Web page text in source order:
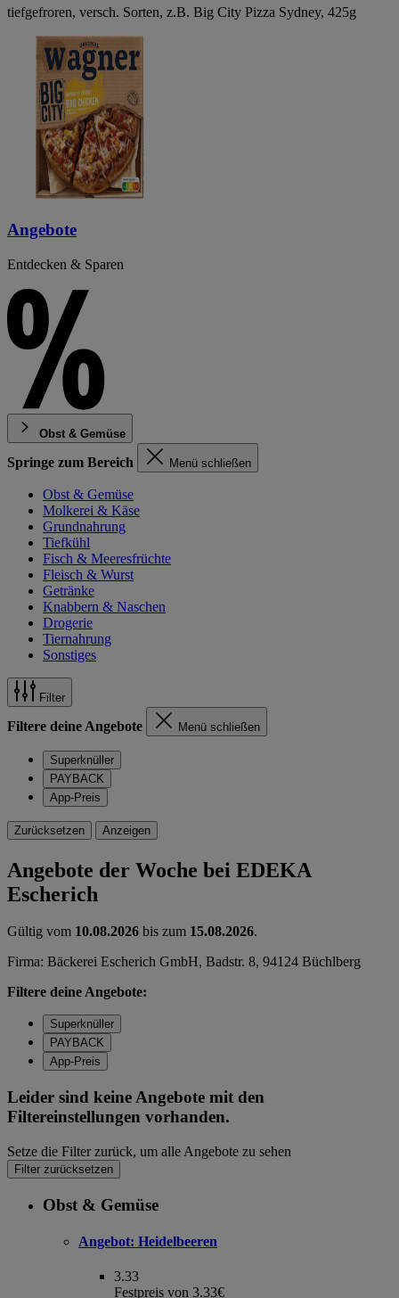
tiefgefroren, versch. Sorten, z.B. Big City Pizza Sydney, 425g
Angebote
Entdecken & Sparen
Obst & Gemüse
Springe zum Bereich Menü schließen
Obst & Gemüse
Molkerei & Käse
Grundnahrung
Tiefkühl
Fisch & Meeresfrüchte
Fleisch & Wurst
Getränke
Knabbern & Naschen
Drogerie
Tiernahrung
Sonstiges
Filter
Filtere deine Angebote Menü schließen
Superknüller
PAYBACK
App-Preis
Zurücksetzen Anzeigen
Angebote der Woche bei EDEKA
Escherich
Gültig vom 10.08.2026 bis zum 15.08.2026.
Firma: Bäckerei Escherich GmbH, Badstr. 8, 94124 Büchlberg
Filtere deine Angebote:
Superknüller
PAYBACK
App-Preis
Leider sind keine Angebote mit den
Filtereinstellungen vorhanden.
Setze die Filter zurück, um alle Angebote zu sehen
Filter zurücksetzen
Obst & Gemüse
Angebot: Heidelbeeren
3.33
Festpreis von 3.33€